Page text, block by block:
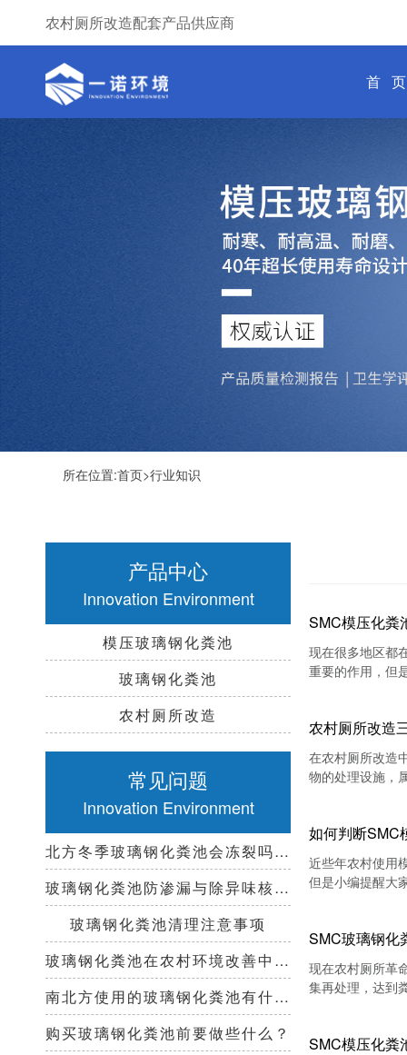
农村厕所改造配套产品供应商
首 页
所在位置:首页>行业知识
产品中心
Innovation Environment
模压玻璃钢化粪池
玻璃钢化粪池
农村厕所改造
常见问题
Innovation Environment
北方冬季玻璃钢化粪池会冻裂吗？需要保温措施吗？
玻璃钢化粪池防渗漏与除异味核心技术指南
玻璃钢化粪池清理注意事项
玻璃钢化粪池在农村环境改善中起到哪些作用？
南北方使用的玻璃钢化粪池有什么区别？
购买玻璃钢化粪池前要做些什么？
SMC模压化粪
现在很多地区都
重要的作用，但
农村厕所改造
在农村厕所改造
物的处理设施，
如何判断SMC
近些年农村使用
但是小编提醒大
SMC玻璃钢化
现在农村厕所革
集再处理，达到
SMC模压化粪